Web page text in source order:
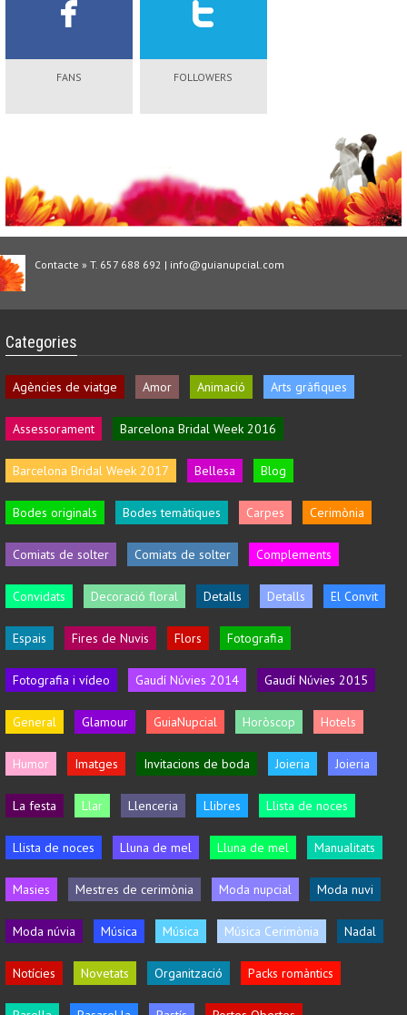
FANS FOLLOWERS
Contacte » T. 657 688 692 | info@guianupcial.com
Categories
Agències de viatge Amor Animació Arts gràfiques
Assessorament Barcelona Bridal Week 2016
Barcelona Bridal Week 2017 Bellesa Blog
Bodes originals Bodes temàtiques Carpes Cerimònia
Comiats de solter Comiats de solter Complements
Convidats Decoració floral Detalls Detalls El Convit
Espais Fires de Nuvis Flors Fotografia
Fotografia i vídeo Gaudí Núvies 2014 Gaudí Núvies 2015
General Glamour GuiaNupcial Horòscop Hotels
Humor Imatges Invitacions de boda Joieria Joieria
La festa Llar Llenceria Llibres Llista de noces
Llista de noces Lluna de mel Lluna de mel Manualitats
Masies Mestres de cerimònia Moda nupcial Moda nuvi
Moda núvia Música Música Música Cerimònia Nadal
Notícies Novetats Organització Packs romàntics